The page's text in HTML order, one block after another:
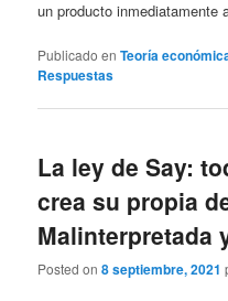
un producto inmediatamente
Publicado en Teoría
Respuestas
La ley de Say:
crea su propia
Malinterpretada
Posted on8 septiembre, 2021